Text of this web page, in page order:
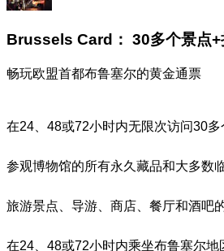
Brussels Card： 30多个景点+
畅玩欧盟首都布鲁塞尔的黄金通票
在24、48或72小时内无限次访问30多
参观博物馆的所有永久藏品和大多数
旅游景点、导游、商店、餐厅和酒吧
在24、48或72小时内乘坐布鲁塞尔地